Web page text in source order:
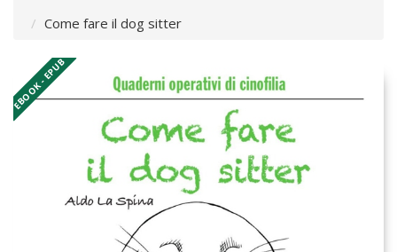
Come fare il dog sitter
EBOOK - EPUB